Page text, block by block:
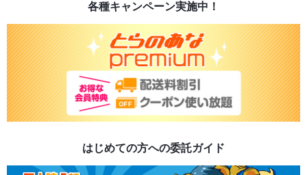
各種キャンペーン実施中！
はじめての方への委託ガイド